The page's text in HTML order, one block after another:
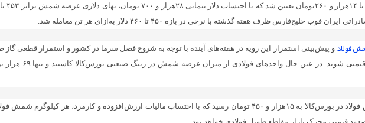
فوب خلیج‌فارس ظرف هفته گذشته با نرخی در بازه ۴۵۰ تا ۴۶۰ دلار به‌ازای هر تن معامله شد.
فولاد و پیش‌بینی استمرار این رویه در هفته‌‌‌های آینده با توجه به شروع فصل سرما در کشور و استمرار قطعی
گران نیز حاضر